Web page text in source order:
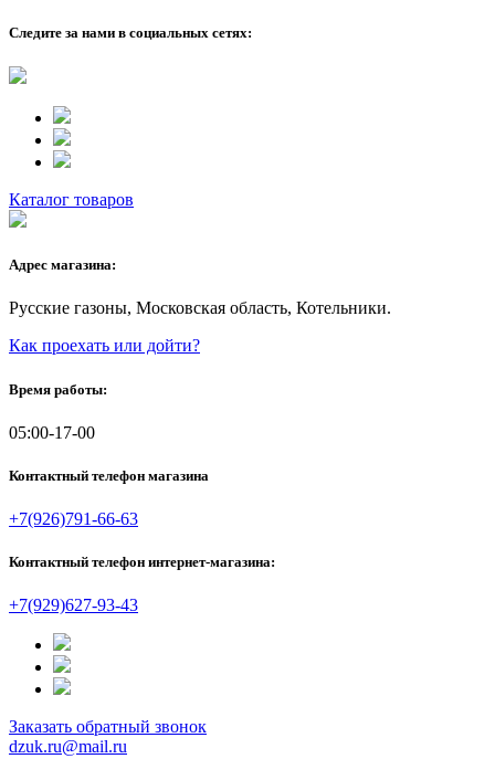
Следите за нами в социальных сетях:
Каталог товаров
Адрес магазина:
Русские газоны, Московская область, Котельники.
Как проехать или дойти?
Время работы:
05:00-17-00
Контактный телефон магазина
+7(926)791-66-63
Контактный телефон интернет-магазина:
+7(929)627-93-43
Заказать обратный звонок
dzuk.ru@mail.ru